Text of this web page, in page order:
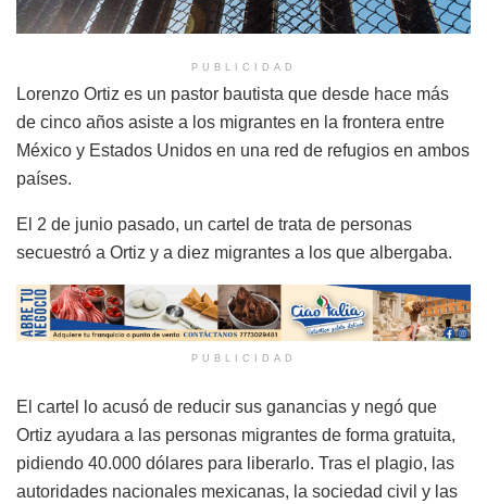
PUBLICIDAD
Lorenzo Ortiz es un pastor bautista que desde hace más
de cinco años asiste a los migrantes en la frontera entre
México y Estados Unidos en una red de refugios en ambos
países.
El 2 de junio pasado, un cartel de trata de personas
secuestró a Ortiz y a diez migrantes a los que albergaba.
PUBLICIDAD
El cartel lo acusó de reducir sus ganancias y negó que
Ortiz ayudara a las personas migrantes de forma gratuita,
pidiendo 40.000 dólares para liberarlo. Tras el plagio, las
autoridades nacionales mexicanas, la sociedad civil y las